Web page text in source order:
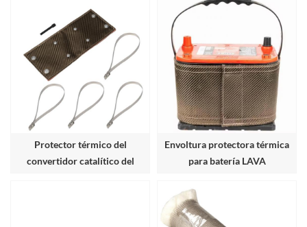
Protector térmico del
convertidor catalítico del
Envoltura protectora térmica
para batería LAVA